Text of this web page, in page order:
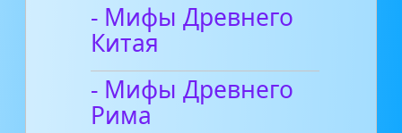
- Мифы Древнего
Китая
- Мифы Древнего
Рима